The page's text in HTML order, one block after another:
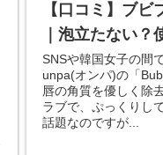
【口コミ】ブ
｜泡立たない
SNSや韓国女子の間
unpa(オンパ)の「
唇の角質を優しく除
ラブで、ぷっくりし
話題なのですが...